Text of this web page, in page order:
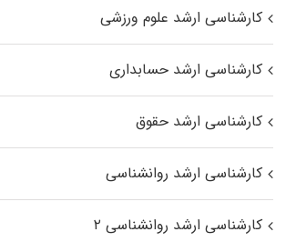
کارشناسی ارشد علوم ورزشی
کارشناسی ارشد حسابداری
کارشناسی ارشد حقوق
کارشناسی ارشد روانشناسی
کارشناسی ارشد روانشناسی ۲